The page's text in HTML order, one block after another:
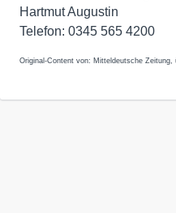
Hartmut Augustin
Telefon: 0345 565 4200
Original-Content von: Mitteldeutsche Zeitung,